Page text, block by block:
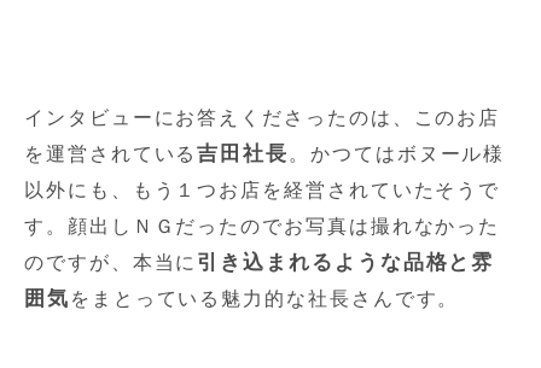
インタビューにお答えくださったのは、このお店
を運営されている吉田社長 。かつてはボヌール様
以外にも、もう１つお店を経営されていたそうで
す。顔出しＮＧだったのでお写真は撮れなかった
のですが、本当に 引き込まれるような品格と雰
囲気 をまとっている魅力的な社長さんです。